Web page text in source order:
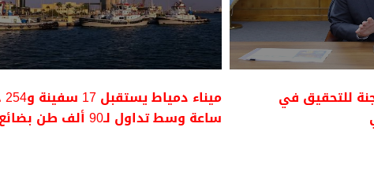
للتحقيق في
ساعة وسط تداول لـ90 ألف طن بضائع